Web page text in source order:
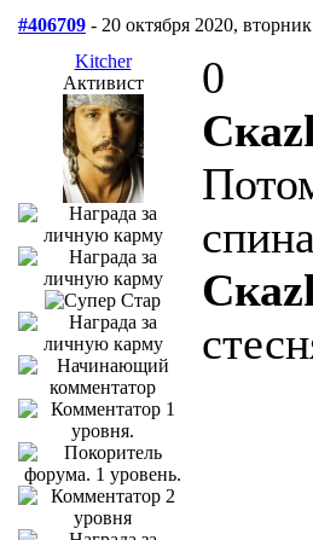
#406709 - 20 октября 2020, вторник
Kitcher
Активист
0